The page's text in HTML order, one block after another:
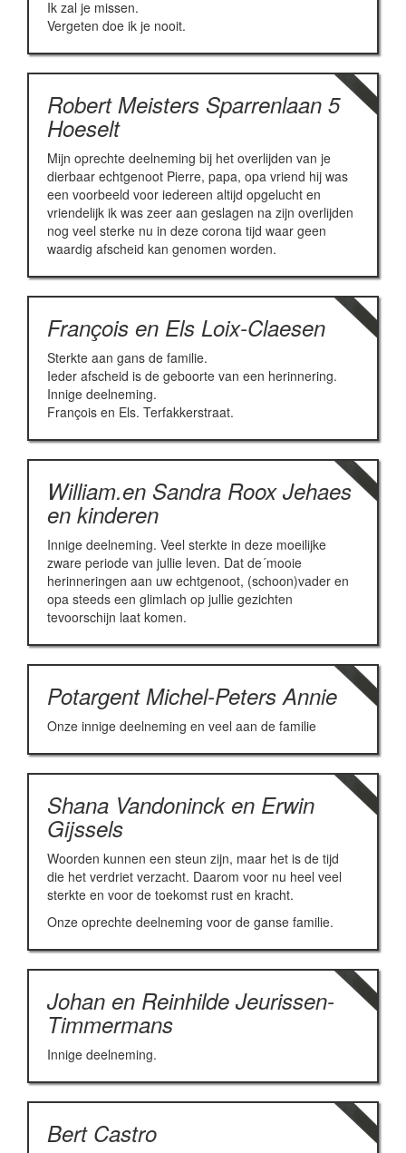
Ik zal je missen.
Vergeten doe ik je nooit.
Robert Meisters Sparrenlaan 5
Hoeselt
Mijn oprechte deelneming bij het overlijden van je
dierbaar echtgenoot Pierre, papa, opa vriend hij was
een voorbeeld voor iedereen altijd opgelucht en
vriendelijk ik was zeer aan geslagen na zijn overlijden
nog veel sterke nu in deze corona tijd waar geen
waardig afscheid kan genomen worden.
François en Els Loix-Claesen
Sterkte aan gans de familie.
Ieder afscheid is de geboorte van een herinnering.
Innige deelneming.
François en Els. Terfakkerstraat.
William.en Sandra Roox Jehaes
en kinderen
Innige deelneming. Veel sterkte in deze moeilijke
zware periode van jullie leven. Dat de´mooie
herinneringen aan uw echtgenoot, (schoon)vader en
opa steeds een glimlach op jullie gezichten
tevoorschijn laat komen.
Potargent Michel-Peters Annie
Onze innige deelneming en veel aan de familie
Shana Vandoninck en Erwin
Gijssels
Woorden kunnen een steun zijn, maar het is de tijd
die het verdriet verzacht. Daarom voor nu heel veel
sterkte en voor de toekomst rust en kracht.
Onze oprechte deelneming voor de ganse familie.
Johan en Reinhilde Jeurissen-
Timmermans
Innige deelneming.
Bert Castro